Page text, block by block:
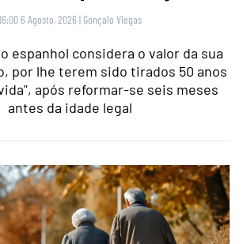
6 Agosto, 2026 | Gonçalo Viegas
espanhol considera o valor da sua
por lhe terem sido tirados 50 anos
após reformar-se seis meses
antes da idade legal